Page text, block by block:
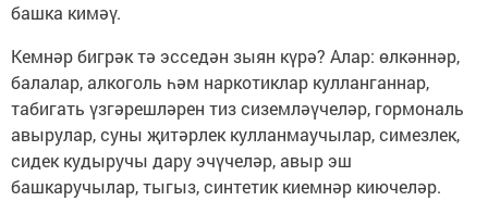
башка кимәү.
Кемнәр бигрәк тә эсседән зыян күрә? Алар: өлкәннәр,
балалар, алкоголь һәм наркотиклар кулланганнар,
табигать үзгәрешләрен тиз сиземләүчеләр, гормональ
авырулар, суны җитәрлек кулланмаучылар, симезлек,
сидек кудыручы дару эчүчеләр, авыр эш
башкаручылар, тыгыз, синтетик киемнәр киючеләр.